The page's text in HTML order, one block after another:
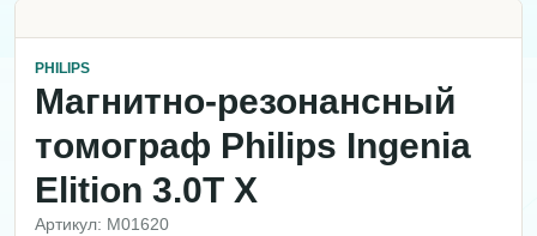
PHILIPS
Магнитно-резонансный
томограф Philips Ingenia
Elition 3.0T X
Артикул: M01620